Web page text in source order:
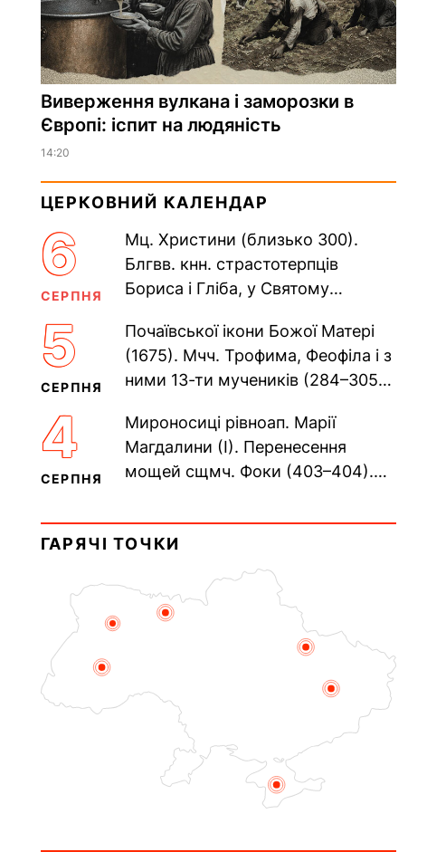
Виверження вулкана і заморозки в
Європі: іспит на людяність
14:20
ЦЕРКОВНИЙ КАЛЕНДАР
6
СЕРПНЯ
Мц. Христини (близько 300).
Блгвв. кнн. страстотерпців
Бориса і Гліба, у Святому
Прп. Полікарпа, архімандрита...
5
СЕРПНЯ
Почаївської ікони Божої Матері
(1675). Мчч. Трофима, Феофіла і з
ними 13-ти мучеників (284–305).
Равенійського (близько 75)....
4
СЕРПНЯ
Мироносиці рівноап. Марії
Магдалини (I). Перенесення
мощей сщмч. Фоки (403–404).
(1693). Сщмч. Михаїла
Накарякова...
ГАРЯЧІ ТОЧКИ